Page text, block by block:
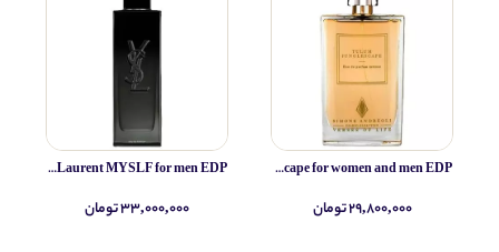
Simone Andreoli Tulum Junglescape for women and men EDP
۲۹,۸۰۰,۰۰۰ تومان
Yves Saint Laurent MYSLF for men EDP
۳۳,۰۰۰,۰۰۰ تومان